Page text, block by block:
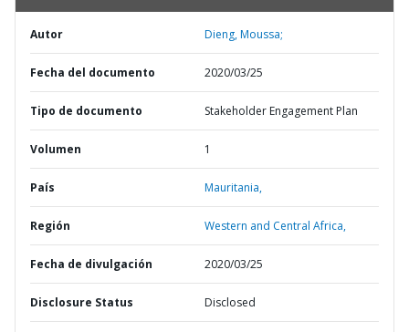
Autor Dieng, Moussa;
Fecha del documento 2020/03/25
Tipo de documento Stakeholder Engagement Plan
Volumen 1
País Mauritania,
Región Western and Central Africa,
Fecha de divulgación 2020/03/25
Disclosure Status Disclosed